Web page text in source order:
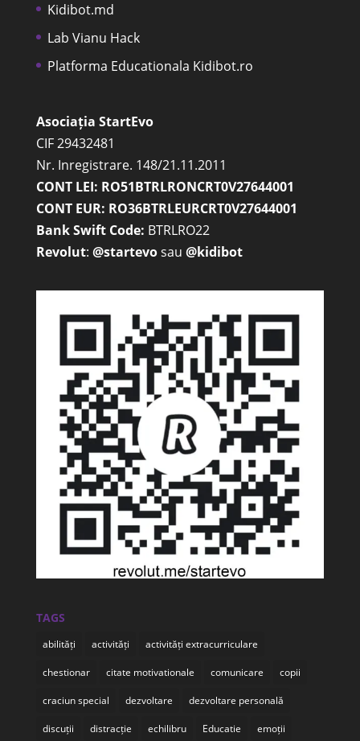
Kidibot.md
Lab Vianu Hack
Platforma Educationala Kidibot.ro
Asociația StartEvo
CIF 29432481
Nr. Inregistrare. 148/21.11.2011
CONT LEI: RO51BTRLRONCRT0V27644001
CONT EUR: RO36BTRLEURCRT0V27644001
Bank Swift Code: BTRLRO22
Revolut: @startevosau @kidibot
TAGS
abilități activități activități extracurriculare
chestionar citate motivationale comunicare copii
craciun special dezvoltare dezvoltare personală
discuții distracție echilibru Educatie emoții